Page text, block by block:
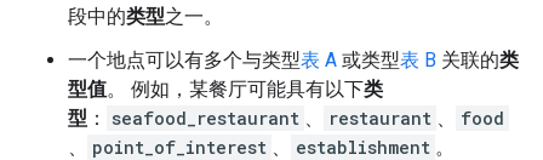
段中的类型之一。
一个地点可以有多个与类型表 A 或类型表 B 关联的类
型值。 例如，某餐厅可能具有以下类
型 ： seafood_restaurant 、 restaurant 、
food
、
point_of_interest 、 establishment 。